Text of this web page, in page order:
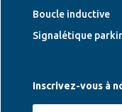
Boucle inductive
Signalétique
Inscrivez-vous à